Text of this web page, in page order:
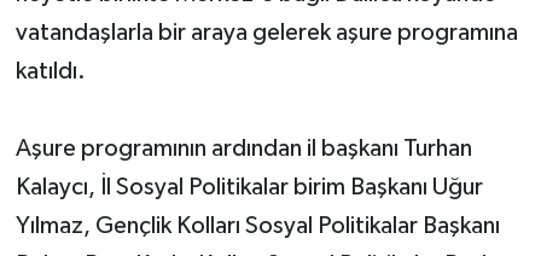
vatandaşlarla bir araya gelerek aşure programına
katıldı.
Aşure programının ardından il başkanı Turhan
Kalaycı, İl Sosyal Politikalar birim Başkanı Uğur
Yılmaz, Gençlik Kolları Sosyal Politikalar Başkanı